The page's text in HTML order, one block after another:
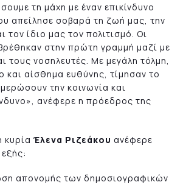
τη μάχη με έναν επικίνδυνο
απείλησε σοβαρά τη ζωή μας, την
τον ίδιο μας τον πολιτισμό. Οι
στην πρώτη γραμμή μαζί με
τους νοσηλευτές. Με μεγάλη τόλμη,
και αίσθημα ευθύνης, τίμησαν το
την κοινωνία και
ανέφερε η πρόεδρος της
κυρία Έλενα Ριζεάκου ανέφερε
απονομής των δημοσιογραφικών